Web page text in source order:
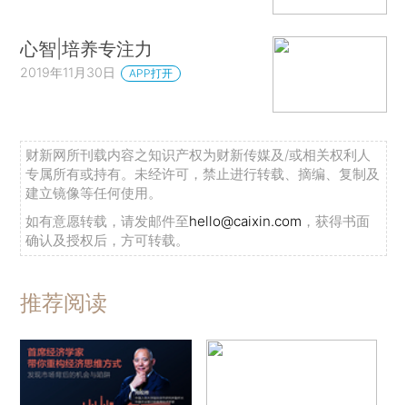
心智|培养专注力
2019年11月30日 APP打开
财新网所刊载内容之知识产权为财新传媒及/或相关权利人
专属所有或持有。未经许可，禁止进行转载、摘编、复制及
建立镜像等任何使用。
如有意愿转载，请发邮件至hello@caixin.com ，获得书面
确认及授权后，方可转载。
推荐阅读